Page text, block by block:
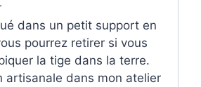
dans un petit support en
pourrez retirer si vous
la tige dans la terre.
artisanale dans mon atelier